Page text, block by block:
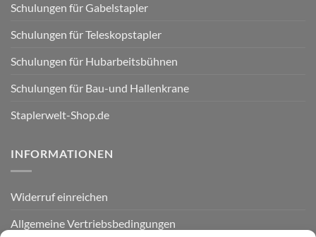
Schulungen für Gabelstapler
Schulungen für Teleskopstapler
Schulungen für Hubarbeitsbühnen
Schulungen für Bau-und Hallenkrane
Staplerwelt-Shop.de
INFORMATIONEN
Widerruf einreichen
Allgemeine Vertriebsbedingungen